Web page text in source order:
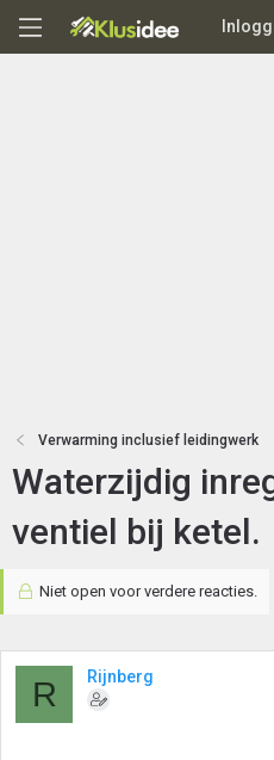
Verwarming inclusief leidingwerk
Waterzijdig
ventiel bij ketel.
Niet open voor verdere reacties.
R Rijnberg